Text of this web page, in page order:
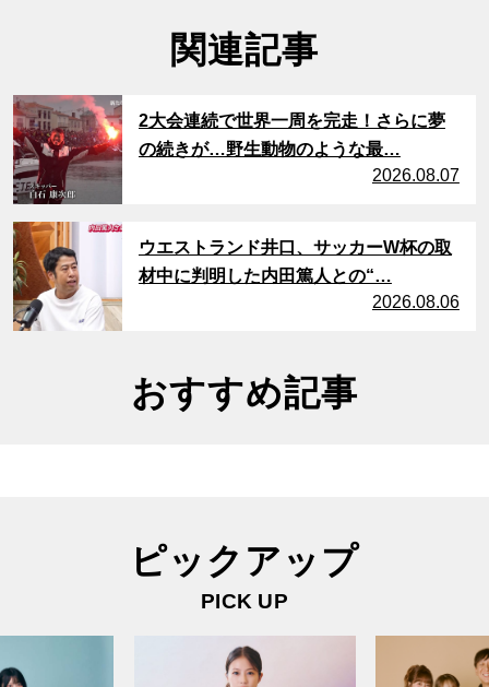
関連記事
サムネイル
2大会連続で世界一周を完走！さらに夢
の続きが…野生動物のような最…
2026.08.07
サムネイル
ウエストランド井口、サッカーW杯の取
材中に判明した内田篤人との“…
2026.08.06
おすすめ記事
ピックアップ
PICK UP